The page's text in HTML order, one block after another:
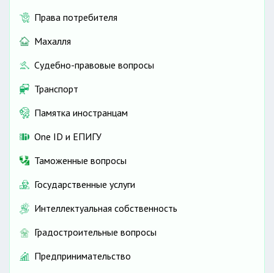
Права потребителя
Махалля
Судебно-правовые вопросы
Транспорт
Памятка иностранцам
One ID и ЕПИГУ
Таможенные вопросы
Государственные услуги
Интеллектуальная собственность
Градостроительные вопросы
Предпринимательство